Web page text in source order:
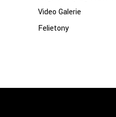
Video Galerie
Felietony